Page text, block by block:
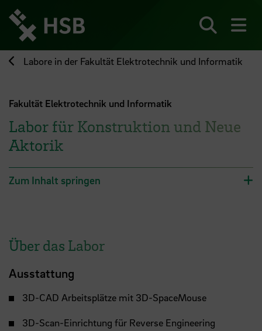
zum
Seiteninhalt
springen
Labore in der Fakultät Elektrotechnik und Informatik
Fakultät Elektrotechnik und Informatik
Labor für Konstruktion und Neue
Aktorik
Zum Inhalt springen
Über das Labor
Ausstattung
3D-CAD Arbeitsplätze mit 3D-SpaceMouse
3D-Scan-Einrichtung für Reverse Engineering